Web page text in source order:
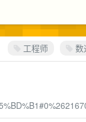
工程师 数